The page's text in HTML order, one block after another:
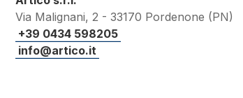
Via Malignani, 2 - 33170 Pordenone (PN)
+39 0434 598205
info@artico.it